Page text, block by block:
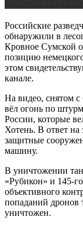
Российские
обнаружили в
Кровное Сумской
позицию
этом
канале.
На видео, снятом с
вёл огонь по
России, которые
Хотень. В ответ на
защитные
машину.
В уничтожении
«Рубикон» и 145-
объективного
попаданий дронов
уничтожен.